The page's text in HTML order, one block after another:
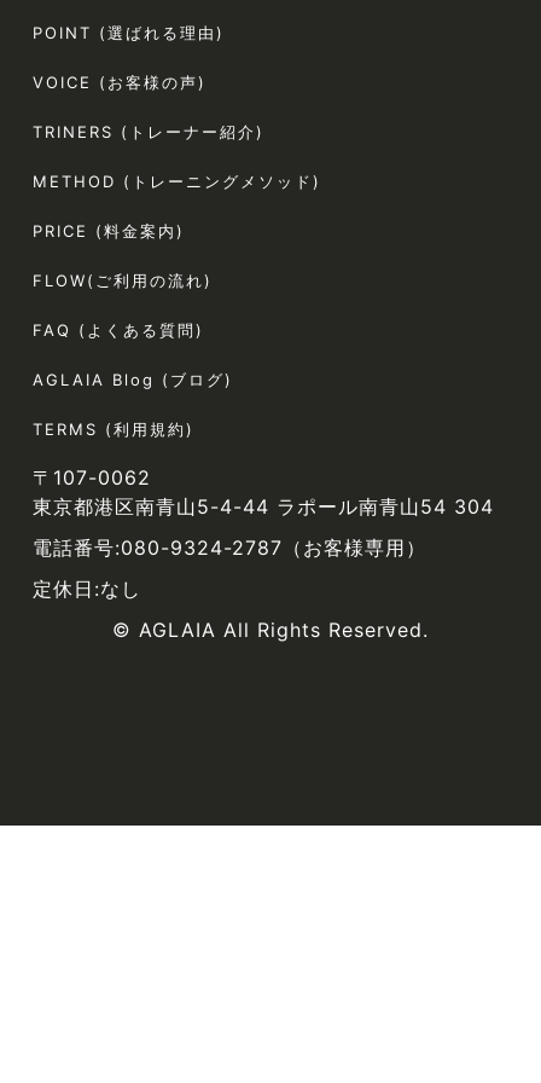
POINT (選ばれる理由)
VOICE (お客様の声)
TRINERS (トレーナー紹介)
METHOD (トレーニングメソッド)
PRICE (料金案内)
FLOW(ご利用の流れ)
FAQ (よくある質問)
AGLAIA Blog (ブログ)
TERMS (利用規約)
〒107-0062
東京都港区南青山5-4-44 ラポール南青山54 304
電話番号:080-9324-2787（お客様専用）
定休日:なし
© AGLAIA All Rights Reserved.